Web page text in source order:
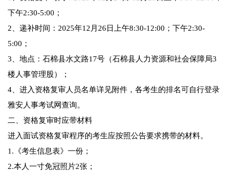
下午2:30-5:00；
2、递补时间：2025年12月26日上午8:30-12:00；下午2:30-
5:00；
3、地点：石棉县水文路17号（石棉县人力资源和社会保障局3
楼人事管理股）；
4、进入资格复审人员名单详见附件，各考生的排名可自行登录
雅安人事考试网查询。
二、资格复审时应带材料
进入面试资格复审程序的考生应按照公告要求携带的材料。
1.《考生信息表》一份；
2.本人一寸免冠照片2张；